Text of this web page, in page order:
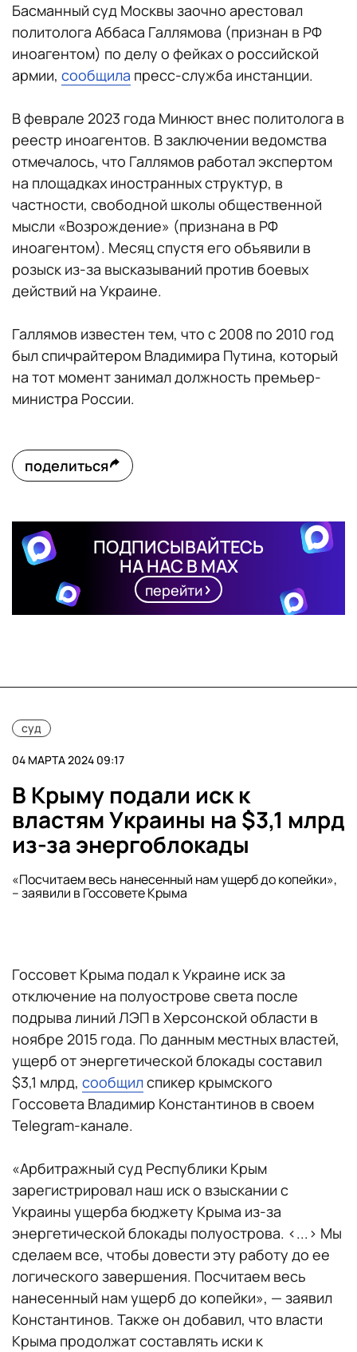
Басманный суд Москвы заочно арестовал
политолога Аббаса Галлямова (признан в РФ
иноагентом) по делу о фейках о российской
армии, сообщила пресс-служба инстанции.
В феврале 2023 года Минюст внес политолога в
реестр иноагентов. В заключении ведомства
отмечалось, что Галлямов работал экспертом
на площадках иностранных структур, в
частности, свободной школы общественной
мысли «Возрождение» (признана в РФ
иноагентом). Месяц спустя его объявили в
розыск из-за высказываний против боевых
действий на Украине.
Галлямов известен тем, что с 2008 по 2010 год
был спичрайтером Владимира Путина, который
на тот момент занимал должность премьер-
министра России.
поделиться
ПОДПИСЫВАЙТЕСЬ
НА НАС В MAX
перейти
суд
04 МАРТА 2024 09:17
В Крыму подали иск к
властям Украины на $3,1 млрд
из-за энергоблокады
«Посчитаем весь нанесенный нам ущерб до копейки»,
– заявили в Госсовете Крыма
Госсовет Крыма подал к Украине иск за
отключение на полуострове света после
подрыва линий ЛЭП в Херсонской области в
ноябре 2015 года. По данным местных властей,
ущерб от энергетической блокады составил
$3,1 млрд, сообщилспикер крымского
Госсовета Владимир Константинов в своем
Telegram-канале.
«Арбитражный суд Республики Крым
зарегистрировал наш иск о взыскании с
Украины ущерба бюджету Крыма из-за
энергетической блокады полуострова. <...> Мы
сделаем все, чтобы довести эту работу до ее
логического завершения. Посчитаем весь
нанесенный нам ущерб до копейки», — заявил
Константинов. Также он добавил, что власти
Крыма продолжат составлять иски к